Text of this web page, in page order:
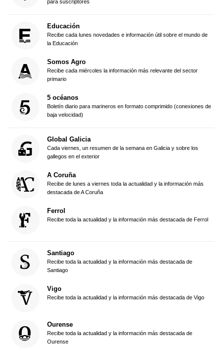
para suscriptores
Educación
Recibe cada lunes novedades e información útil sobre el mundo de
la Educación
Somos Agro
Recibe cada miércoles la información más relevante del sector
primario
5 océanos
Boletín diario para marineros en formato comprimido (conexiones de
baja velocidad)
Global Galicia
Cada viernes, un resumen de la semana en Galicia y sobre los
gallegos en el exterior
A Coruña
Recibe de lunes a viernes toda la actualidad y la información más
destacada de A Coruña
Ferrol
Recibe toda la actualidad y la información más destacada de Ferrol
Santiago
Recibe toda la actualidad y la información más destacada de
Santiago
Vigo
Recibe toda la actualidad y la información más destacada de Vigo
Ourense
Recibe toda la actualidad y la información más destacada de
Ourense